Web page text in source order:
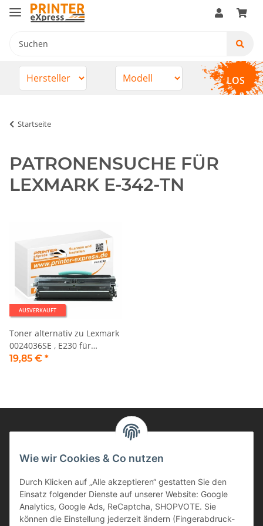
LOS
Startseite
PATRONENSUCHE FÜR
LEXMARK E-342-TN
AUSVERKAUFT
Toner alternativ zu Lexmark
0024036SE , E230 für
Lexmark Drucker Schwarz
19,85 € *
Informationen
Kunden Service
Haben Sie Fragen zu unseren Produkten?
Wie wir Cookies & Co nutzen
Durch Klicken auf „Alle akzeptieren“ gestatten Sie den
Einsatz folgender Dienste auf unserer Website: Google
Analytics, Google Ads, ReCaptcha, SHOPVOTE. Sie
können die Einstellung jederzeit ändern (Fingerabdruck-